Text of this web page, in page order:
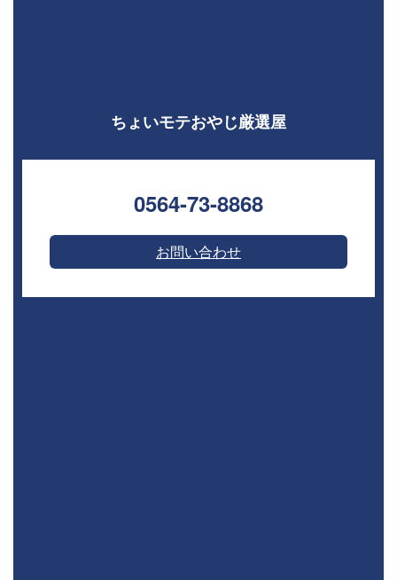
ちょいモテおやじ厳選屋
0564-73-8868⁣
お問い合わせ